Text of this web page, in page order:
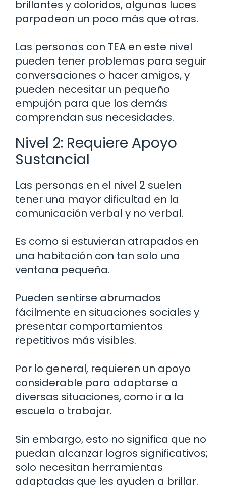
brillantes y coloridos, algunas luces
parpadean un poco más que otras.
Las personas con TEA en este nivel
pueden tener problemas para seguir
conversaciones o hacer amigos, y
pueden necesitar un pequeño
empujón para que los demás
comprendan sus necesidades.
Nivel 2: Requiere Apoyo
Sustancial
Las personas en el nivel 2 suelen
tener una mayor dificultad en la
comunicación verbal y no verbal.
Es como si estuvieran atrapados en
una habitación con tan solo una
ventana pequeña.
Pueden sentirse abrumados
fácilmente en situaciones sociales y
presentar comportamientos
repetitivos más visibles.
Por lo general, requieren un apoyo
considerable para adaptarse a
diversas situaciones, como ir a la
escuela o trabajar.
Sin embargo, esto no significa que no
puedan alcanzar logros significativos;
solo necesitan herramientas
adaptadas que les ayuden a brillar.